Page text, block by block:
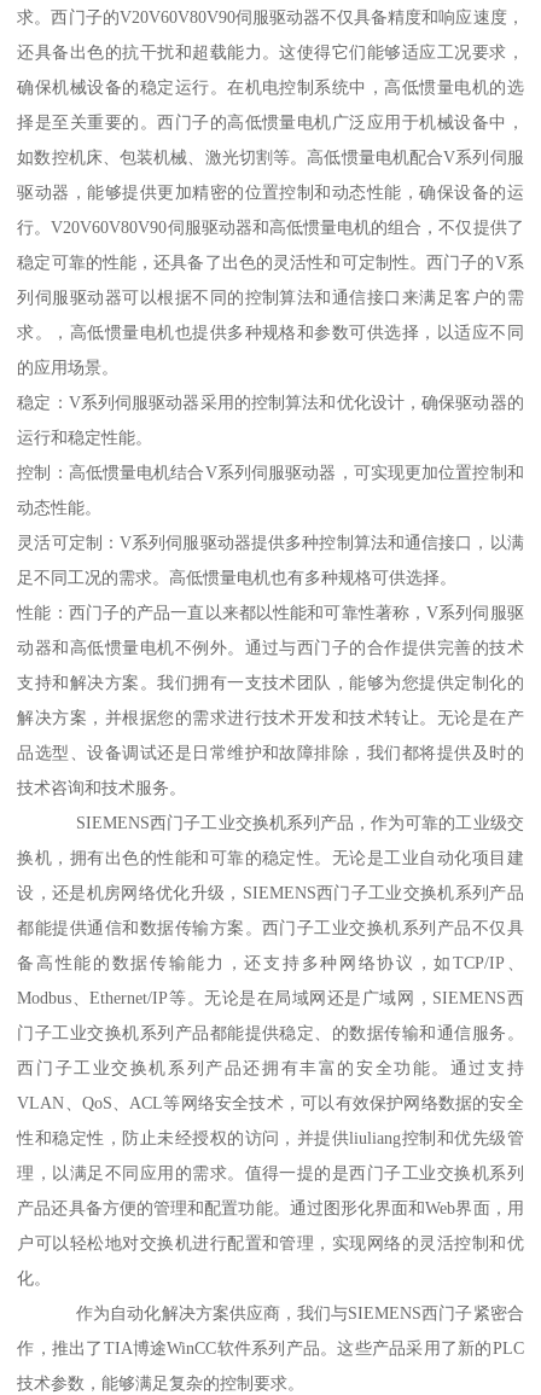
求。西门子的V20V60V80V90伺服驱动器不仅具备精度和响应速度，
还具备出色的抗干扰和超载能力。这使得它们能够适应工况要求，
确保机械设备的稳定运行。在机电控制系统中，高低惯量电机的选
择是至关重要的。西门子的高低惯量电机广泛应用于机械设备中，
如数控机床、包装机械、激光切割等。高低惯量电机配合V系列伺服
驱动器，能够提供更加精密的位置控制和动态性能，确保设备的运
行。V20V60V80V90伺服驱动器和高低惯量电机的组合，不仅提供了
稳定可靠的性能，还具备了出色的灵活性和可定制性。西门子的V系
列伺服驱动器可以根据不同的控制算法和通信接口来满足客户的需
求。，高低惯量电机也提供多种规格和参数可供选择，以适应不同
的应用场景。
稳定：V系列伺服驱动器采用的控制算法和优化设计，确保驱动器的
运行和稳定性能。
控制：高低惯量电机结合V系列伺服驱动器，可实现更加位置控制和
动态性能。
灵活可定制：V系列伺服驱动器提供多种控制算法和通信接口，以满
足不同工况的需求。高低惯量电机也有多种规格可供选择。
性能：西门子的产品一直以来都以性能和可靠性著称，V系列伺服驱
动器和高低惯量电机不例外。通过与西门子的合作提供完善的技术
支持和解决方案。我们拥有一支技术团队，能够为您提供定制化的
解决方案，并根据您的需求进行技术开发和技术转让。无论是在产
品选型、设备调试还是日常维护和故障排除，我们都将提供及时的
技术咨询和技术服务。
SIEMENS西门子工业交换机系列产品，作为可靠的工业级交
换机，拥有出色的性能和可靠的稳定性。无论是工业自动化项目建
设，还是机房网络优化升级，SIEMENS西门子工业交换机系列产品
都能提供通信和数据传输方案。西门子工业交换机系列产品不仅具
备高性能的数据传输能力，还支持多种网络协议，如TCP/IP、
Modbus、Ethernet/IP等。无论是在局域网还是广域网，SIEMENS西
门子工业交换机系列产品都能提供稳定、的数据传输和通信服务。
西门子工业交换机系列产品还拥有丰富的安全功能。通过支持
VLAN、QoS、ACL等网络安全技术，可以有效保护网络数据的安全
性和稳定性，防止未经授权的访问，并提供liuliang控制和优先级管
理，以满足不同应用的需求。值得一提的是西门子工业交换机系列
产品还具备方便的管理和配置功能。通过图形化界面和Web界面，用
户可以轻松地对交换机进行配置和管理，实现网络的灵活控制和优
化。
作为自动化解决方案供应商，我们与SIEMENS西门子紧密合
作，推出了TIA博途WinCC软件系列产品。这些产品采用了新的PLC
技术参数，能够满足复杂的控制要求。